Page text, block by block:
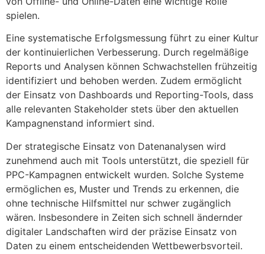
spielen.
Eine systematische Erfolgsmessung führt zu einer Kultur
der kontinuierlichen Verbesserung. Durch regelmäßige
Reports und Analysen können Schwachstellen frühzeitig
identifiziert und behoben werden. Zudem ermöglicht
der Einsatz von Dashboards und Reporting-Tools, dass
alle relevanten Stakeholder stets über den aktuellen
Kampagnenstand informiert sind.
Der strategische Einsatz von Datenanalysen wird
zunehmend auch mit Tools unterstützt, die speziell für
PPC-Kampagnen entwickelt wurden. Solche Systeme
ermöglichen es, Muster und Trends zu erkennen, die
ohne technische Hilfsmittel nur schwer zugänglich
wären. Insbesondere in Zeiten sich schnell ändernder
digitaler Landschaften wird der präzise Einsatz von
Daten zu einem entscheidenden Wettbewerbsvorteil.